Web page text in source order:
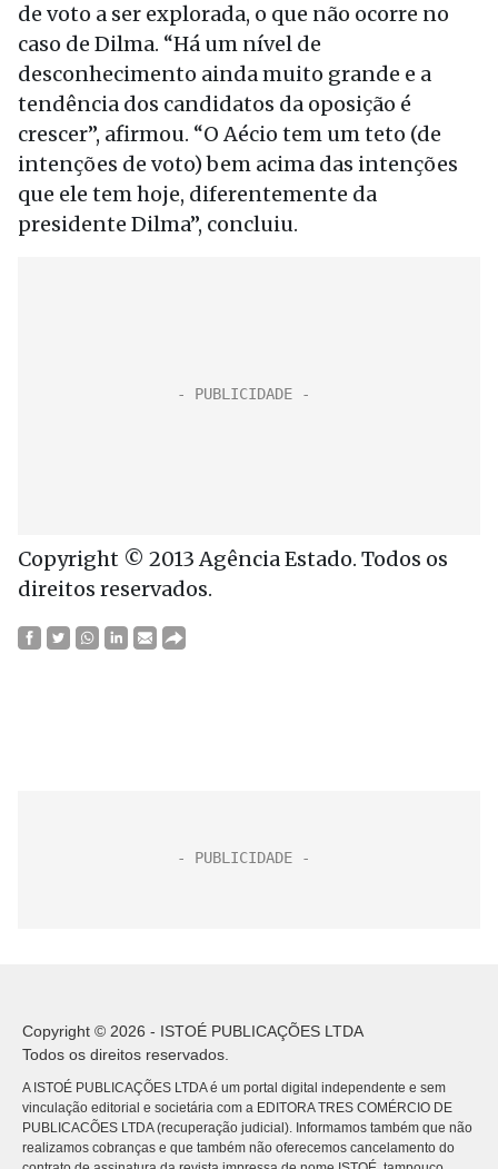
de voto a ser explorada, o que não ocorre no
caso de Dilma. “Há um nível de
desconhecimento ainda muito grande e a
tendência dos candidatos da oposição é
crescer”, afirmou. “O Aécio tem um teto (de
intenções de voto) bem acima das intenções
que ele tem hoje, diferentemente da
presidente Dilma”, concluiu.
Copyright © 2013 Agência Estado. Todos os
direitos reservados.
Copyright © 2026 - ISTOÉ PUBLICAÇÕES LTDA
Todos os direitos reservados.
A ISTOÉ PUBLICAÇÕES LTDA é um portal digital independente e sem
vinculação editorial e societária com a EDITORA TRES COMÉRCIO DE
PUBLICACÕES LTDA (recuperação judicial). Informamos também que não
realizamos cobranças e que também não oferecemos cancelamento do